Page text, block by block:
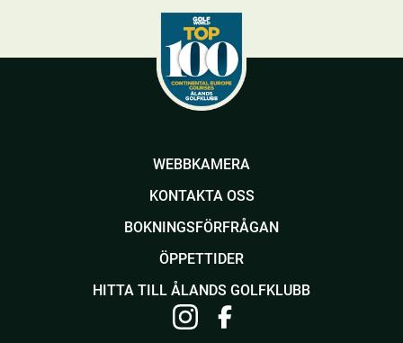
för
WEBBKAMERA
KONTAKTA OSS
BOKNINGSFÖRFRÅGAN
ÖPPETTIDER
HITTA TILL ÅLANDS GOLFKLUBB